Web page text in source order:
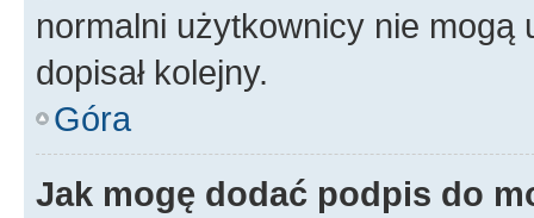
normalni użytkownicy nie
dopisał kolejny.
Góra
Jak mogę dodać podpis do